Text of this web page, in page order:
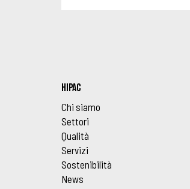
HIPAC
Chi siamo
Settori
Qualità
Servizi
Sostenibilità
News